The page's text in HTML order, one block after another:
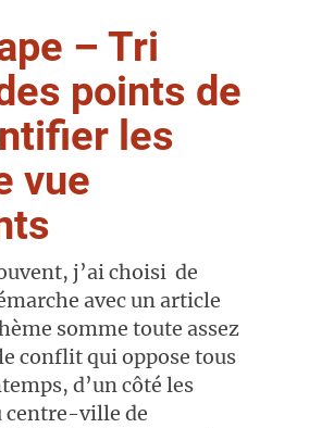
– Tri
points de
les
vue
j’ai choisi de
avec un article
somme toute assez
conflit qui oppose tous
d’un côté les
centre-ville de